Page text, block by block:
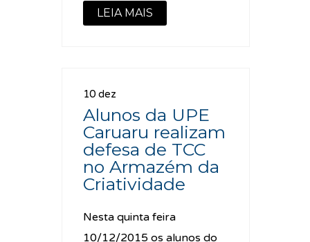
LEIA MAIS
10 dez
Alunos da UPE
Caruaru realizam
defesa de TCC
no Armazém da
Criatividade
Nesta quinta feira
10/12/2015 os alunos do